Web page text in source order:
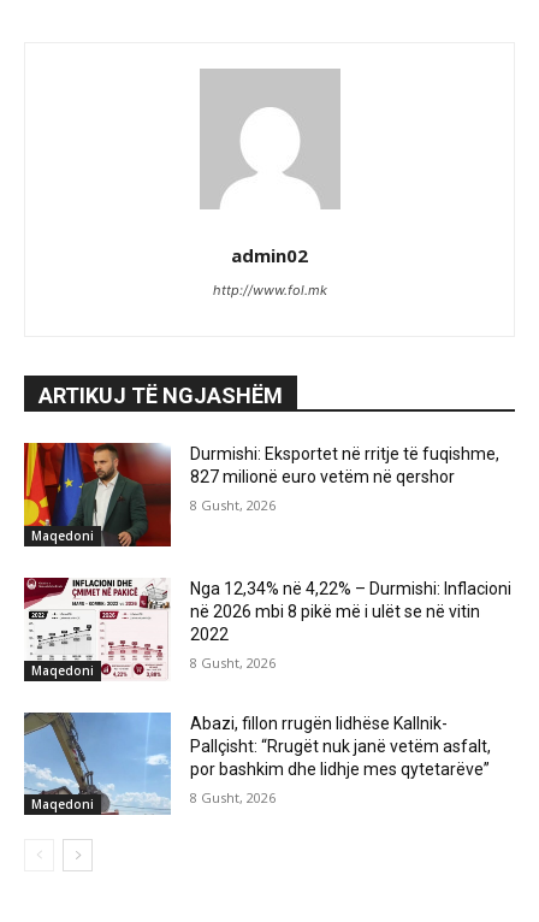
admin02
http://www.fol.mk
ARTIKUJ TË NGJASHËM
Maqedoni
Durmishi: Eksportet në rritje të fuqishme,
827 milionë euro vetëm në qershor
8 Gusht, 2026
Maqedoni
Nga 12,34% në 4,22% – Durmishi: Inflacioni
në 2026 mbi 8 pikë më i ulët se në vitin
2022
8 Gusht, 2026
Maqedoni
Abazi, fillon rrugën lidhëse Kallnik-
Pallçisht: “Rrugët nuk janë vetëm asfalt,
por bashkim dhe lidhje mes qytetarëve”
8 Gusht, 2026